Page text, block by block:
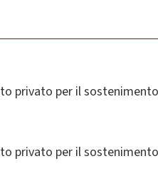
privato per il
privato per il